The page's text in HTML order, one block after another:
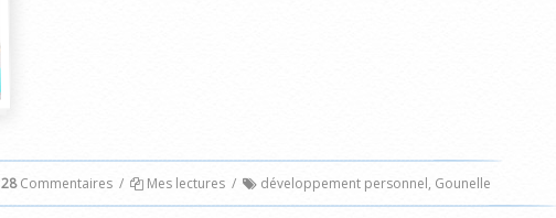
28Commentaires / Mes lectures / développement personnel, Gounelle